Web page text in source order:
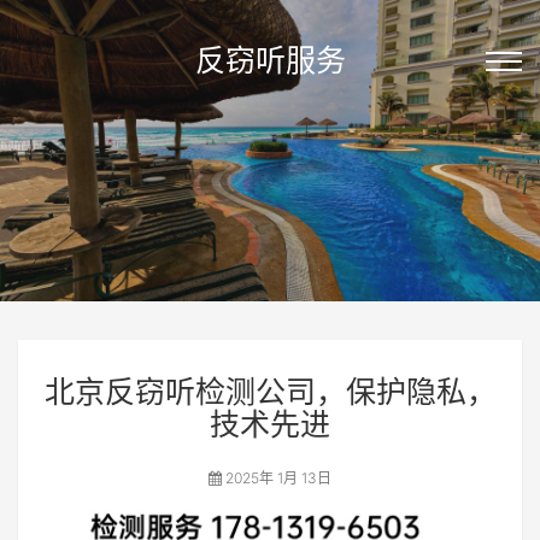
反窃听服务
北京反窃听检测公司，保护隐私，
技术先进
2025年 1月 13日